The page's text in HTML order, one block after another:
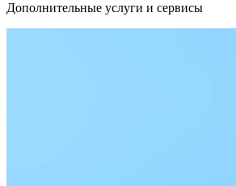
Дополнительные услуги и сервисы